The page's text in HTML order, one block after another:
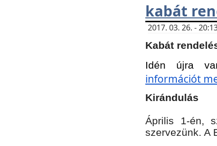
kabát
2017. 03. 26. -
Kabát
Idén újra
információt
Kirándulás
Április 1-én,
szervezünk. A